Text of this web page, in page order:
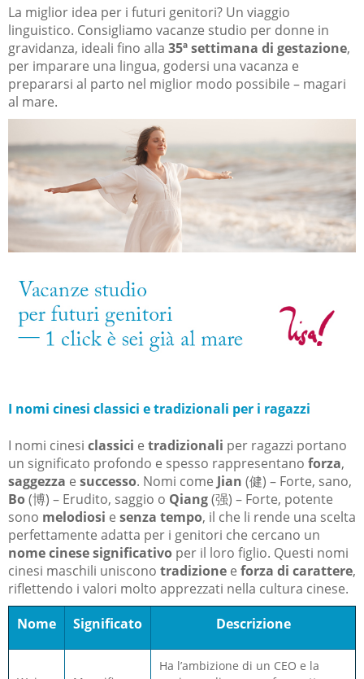
La miglior idea per i futuri genitori? Un viaggio
linguistico. Consigliamo vacanze studio per donne in
gravidanza, ideali fino alla 35ª settimana di gestazione,
per imparare una lingua, godersi una vacanza e
prepararsi al parto nel miglior modo possibile – magari
al mare.
I nomi cinesi classici e tradizionali per i ragazzi
I nomi cinesi classici e tradizionali per ragazzi portano
un significato profondo e spesso rappresentano forza,
saggezza e successo. Nomi come Jian (健) – Forte, sano,
Bo(博) – Erudito, saggio o Qiang(强) – Forte, potente
sono melodiosi e senza tempo, il che li rende una scelta
perfettamente adatta per i genitori che cercano un
nome cinese significativo per il loro figlio. Questi nomi
cinesi maschili uniscono tradizione e forza di carattere,
riflettendo i valori molto apprezzati nella cultura cinese.
Nome
Significato Descrizione
Ha l’ambizione di un CEO e la